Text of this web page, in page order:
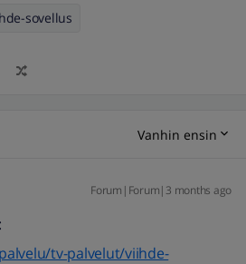
sovellus
Vanhin ensin
Forum|Forum|3 months ago
tv-palvelut/viihde-